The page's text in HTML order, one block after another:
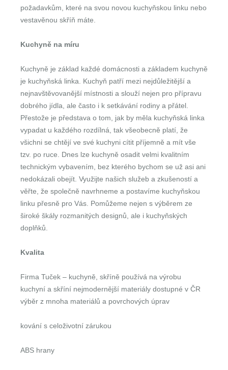
požadavkům, které na svou novou kuchyňskou linku nebo
vestavěnou skříň máte.
Kuchyně na míru
Kuchyně je základ každé domácnosti a základem kuchyně
je kuchyňská linka. Kuchyň patří mezi nejdůležitější a
nejnavštěvovanější místnosti a slouží nejen pro přípravu
dobrého jídla, ale často i k setkávání rodiny a přátel.
Přestože je představa o tom, jak by měla kuchyňská linka
vypadat u každého rozdílná, tak všeobecně platí, že
všichni se chtějí ve své kuchyni cítit příjemně a mít vše
tzv. po ruce. Dnes lze kuchyně osadit velmi kvalitním
technickým vybavením, bez kterého bychom se už asi ani
nedokázali obejít. Využijte našich služeb a zkušeností a
věřte, že společně navrhneme a postavíme kuchyňskou
linku přesně pro Vás. Pomůžeme nejen s výběrem ze
široké škály rozmanitých designů, ale i kuchyňských
doplňků.
Kvalita
Firma Tuček – kuchyně, skříně používá na výrobu
kuchyní a skříní nejmodernější materiály dostupné v ČR
výběr z mnoha materiálů a povrchových úprav
kování s celoživotní zárukou
ABS hrany